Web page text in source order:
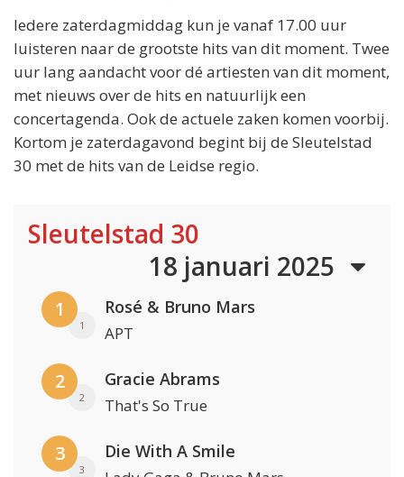
Iedere zaterdagmiddag kun je vanaf 17.00 uur
luisteren naar de grootste hits van dit moment. Twee
uur lang aandacht voor dé artiesten van dit moment,
met nieuws over de hits en natuurlijk een
concertagenda. Ook de actuele zaken komen voorbij.
Kortom je zaterdagavond begint bij de Sleutelstad
30 met de hits van de Leidse regio.
Sleutelstad 30
18 januari 2025
1
1
Rosé & Bruno Mars
APT
2
2
Gracie Abrams
That's So True
3
3
Die With A Smile